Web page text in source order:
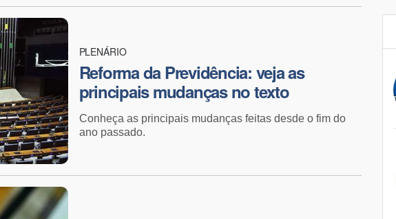
PLENÁRIO
​Reforma da Previdência: veja as
principais mudanças no texto
Conheça as principais mudanças feitas desde o fim do
ano passado.